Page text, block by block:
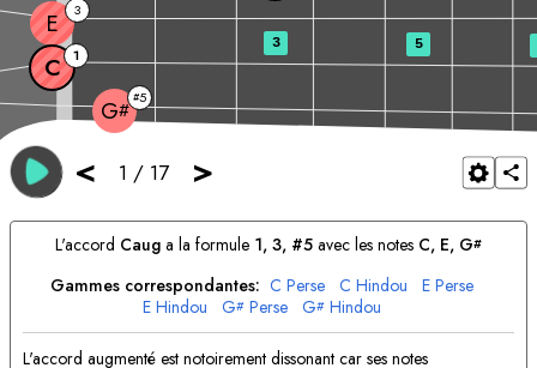
< 1 / 17 >
G#
#5
C 1
E 3
3 5
L'accord Caug a la formule 1, 3, #5 avec les notes C, E, G#
Gammes correspondantes: C Perse C Hindou E Perse
E Hindou G# Perse G# Hindou
L'accord augmenté est notoirement dissonant car ses notes